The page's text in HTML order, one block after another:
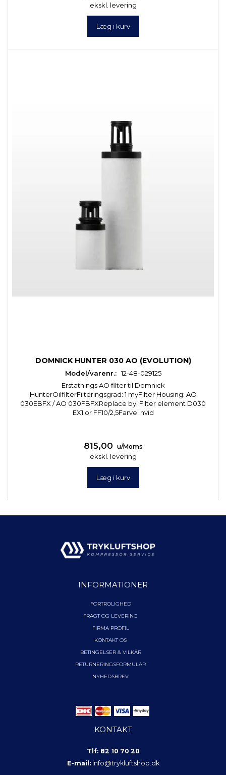
ekskl. levering
Læg i kurv
DOMNICK HUNTER 030 AO (EVOLUTION)
Model/varenr.: 12-48-029125
Erstatnings AO filter til Domnick
HunterOilfilterFilteringsgrad: 1 myFilter Housing: AO
030EBFX / AO 030FBFXReplace by: Filter element D030
EX1 or FF10/2,5Farve: hvid
815,00 u/Moms
ekskl. levering
Læg i kurv
INFORMATIONER
FORTROLIGHED
FRAGT OG LEVERING
FIRMA PROFIL
KONTAKT OS
BETINGELSER & VILKÅR
RETURNERINGSFORMULAR
NYHEDSBREV
KONTAKT
Tlf: 82 10 70 20
E-mail: info@trykluftshop.dk